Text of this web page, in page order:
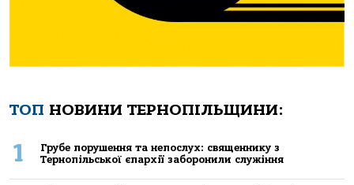
ТОП НОВИНИ ТЕРНОПІЛЬЩИНИ:
1
Грубе порушення та непослух: священнику з
Тернопільської єпархії заборонили служіння